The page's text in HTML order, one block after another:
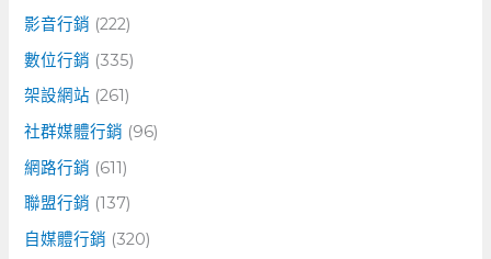
影音行銷 (222)
數位行銷 (335)
架設網站 (261)
社群媒體行銷 (96)
網路行銷 (611)
聯盟行銷 (137)
自媒體行銷 (320)